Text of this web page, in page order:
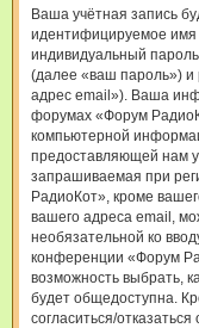
Ваша учётная запись
идентифицируемое
индивидуальный
(далее «ваш пароль»)
адрес email»). Ваша
форумах «Форум
компьютерной
предоставляющей нам
запрашиваемая при
РадиоКот», кроме
вашего адреса email,
необязательной ко
конференции «Форум
возможность выбрать,
будет общедоступна.
согласиться/